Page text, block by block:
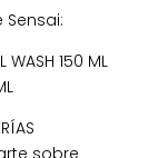
WASH 150 ML
sobre